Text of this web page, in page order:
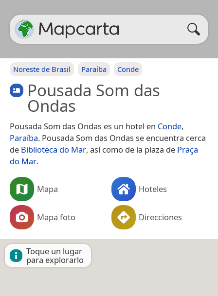
Noreste de Brasil Paraíba Conde
Pousada Som das
Ondas
Pousada Som das Ondas es un hotel en Conde,
Paraíba. Pousada Som das Ondas se encuentra cerca
de Biblioteca do Mar, así como de la plaza de Praça
do Mar.
Mapa Hoteles
Mapa foto Direcciones
Toque un lugar
para explorarlo